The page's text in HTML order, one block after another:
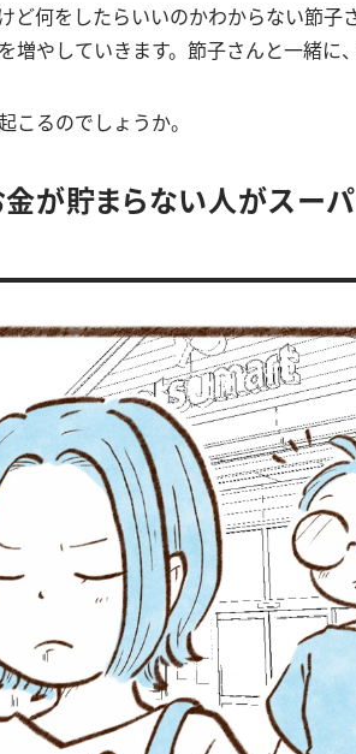
ど何をしたらいいのかわからない節子
増やしていきます。節子さんと一緒に
こるのでしょうか。
金が貯まらない人がスー